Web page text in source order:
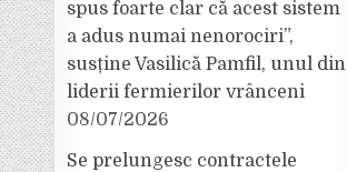
spus foarte clar că acest sistem
a adus numai nenorociri”,
susține Vasilică Pamfil, unul din
liderii fermierilor vrânceni
08/07/2026
Se prelungesc contractele